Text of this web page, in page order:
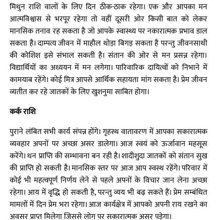
मिथुन राशि वालों के लिए दिन ठीक-ठाक रहेगा। एक और आपका मन
आत्मविश्वास से भरपूर रहेगा तो वहीं दूसरी ओर किसी बात को लेकर
मानसिक तनाव रह सकता है जो आपके स्वास्थ्य पर नकारात्मक प्रभाव डाल
सकता है। दाम्पत्य जीवन में माहौल थोड़ा बिगड़ सकता है परन्तु जीवनसाथी
की कोशिश इसे संभाल सकती है। संतान की ओर से मन प्रसन्न रहेगा।
विद्यार्थियों का अध्ययन में मन लगेगा। पारिवारिक दायित्वों को निभाने में
कामयाब रहेंगे। कोई मित्र आपसे आर्थिक सहायता मांग सकता है। प्रेम जीवन
व्यतीत कर रहे जातकों के लिए खुशनुमा साबित होगा।
कर्क राशि
पुराने लंबित सभी कार्य संपन्न होंगे। गृहस्थ वातावरण में आपका सकारात्मक
व्यवहार अपनों पर अच्छा असर डालेगा। आज स्वयं को ऊर्जावान महसूस
करेंगे। धन प्राप्ति की सम्भावना बन रही है। शादीशुदा जातकों को संतान सुख
की प्राप्ति हो सकती है। मानसिक स्तर पर आज आप स्वस्थ रहेंगे। परिवार में
कोई भी महत्वपूर्ण निर्णय लेने से पहले अपनों के विचार जान लेना अच्छा
रहेगा। आय में वृद्धि हो सकती है, परन्तु व्यय भी बढ़ सकते हैं। प्रेम सम्बंधित
मामलों में दिन प्रेम भरा रहेगा। आज कार्यक्षेत्र में आपको अपनी राय रखने का
अवसर प्राप्त मिलेगा जिससे लोग पर सकारात्मक असर पड़ेगा।